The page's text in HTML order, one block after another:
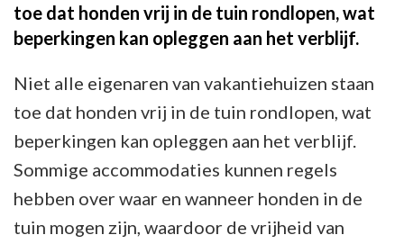
toe dat honden vrij in de tuin rondlopen, wat
beperkingen kan opleggen aan het verblijf.
Niet alle eigenaren van vakantiehuizen staan
toe dat honden vrij in de tuin rondlopen, wat
beperkingen kan opleggen aan het verblijf.
Sommige accommodaties kunnen regels
hebben over waar en wanneer honden in de
tuin mogen zijn, waardoor de vrijheid van